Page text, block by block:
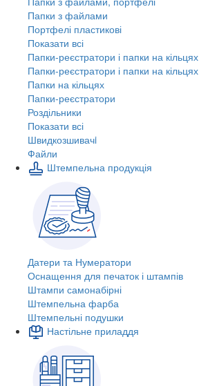
Папки з файлами
Портфелі пластикові
Показати всі
Папки-реєстратори і папки на кільцях
Папки-реєстратори і папки на кільцях
Папки на кільцях
Папки-реєстратори
Роздільники
Показати всі
Швидкозшивачi
Файли
Штемпельна продукція
Датери та Нумератори
Оснащення для печаток і штампів
Штампи самонабірні
Штемпельна фарба
Штемпельні подушки
Настільне приладдя